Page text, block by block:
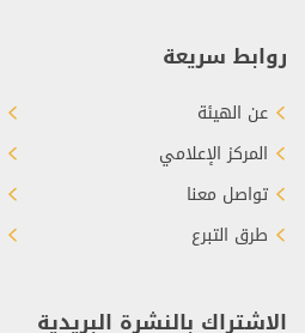
روابط سريعة
عن الهيئة
المركز الإعلامي
تواصل معنا
طرق التبرع
الاشتراك بالنشرة البريدية